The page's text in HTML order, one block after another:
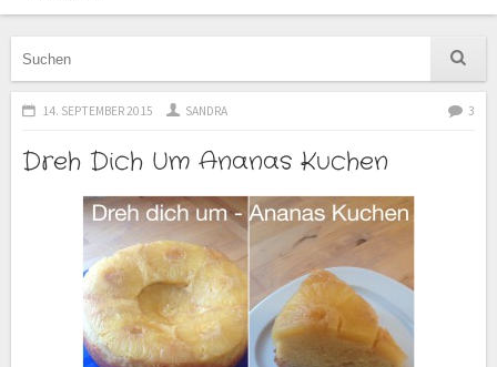
14. SEPTEMBER 2015 SANDRA 3
Dreh Dich Um Ananas Kuchen